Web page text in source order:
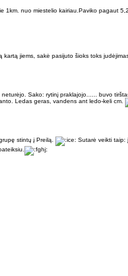
1km. nuo miestelio kairiau.Paviko pagaut
jiems, sakė pasijuto šioks toks
Sako: rytinį praklajojo...... buvo
Ledas geras, vandens ant ledo-keli cm.
stintų į Preilą.
Sutarė veikti taip: